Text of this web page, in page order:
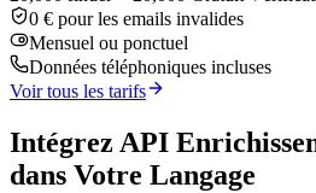
0 € pour les emails invalides
Mensuel ou ponctuel
Données téléphoniques incluses
Voir tous les tarifs
Intégrez API
dans Votre Langage